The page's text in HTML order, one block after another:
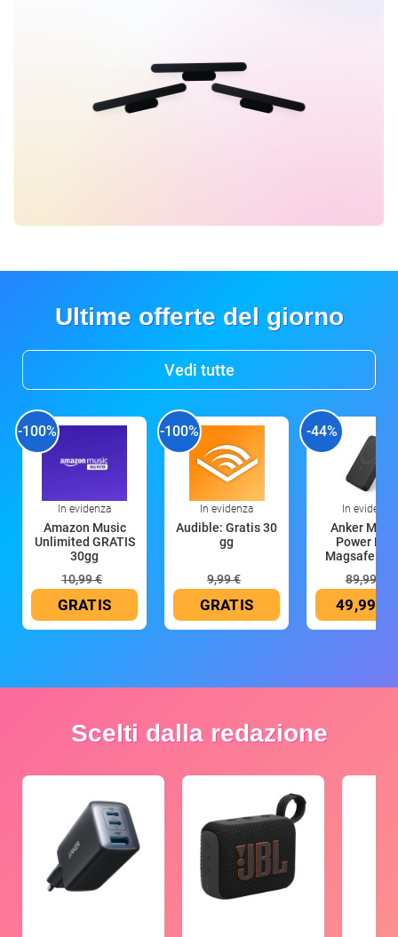
Ultime offerte del giorno
Vedi tutte
-100%
In evidenza
Amazon Music
Unlimited GRATIS
30gg
10,99 €
GRATIS
-100%
In evidenza
Audible: Gratis 30
gg
9,99 €
GRATIS
-44%
In evidenza
Anker
Power
Magsafe
89,99 €
49,99 €
Scelti dalla redazione